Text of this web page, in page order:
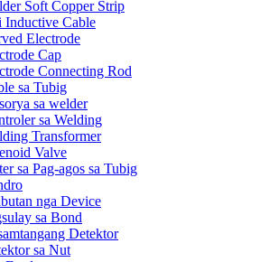
Soft Copper Strip
Cable
Electrode
Cap
Connecting Rod
sa Tubig
sa welder
sa Welding
Transformer
Valve
sa Pag-agos sa Tubig
nga Device
sa Bond
Detektor
sa Nut